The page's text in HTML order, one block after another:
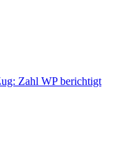
Zahl WP berichtigt